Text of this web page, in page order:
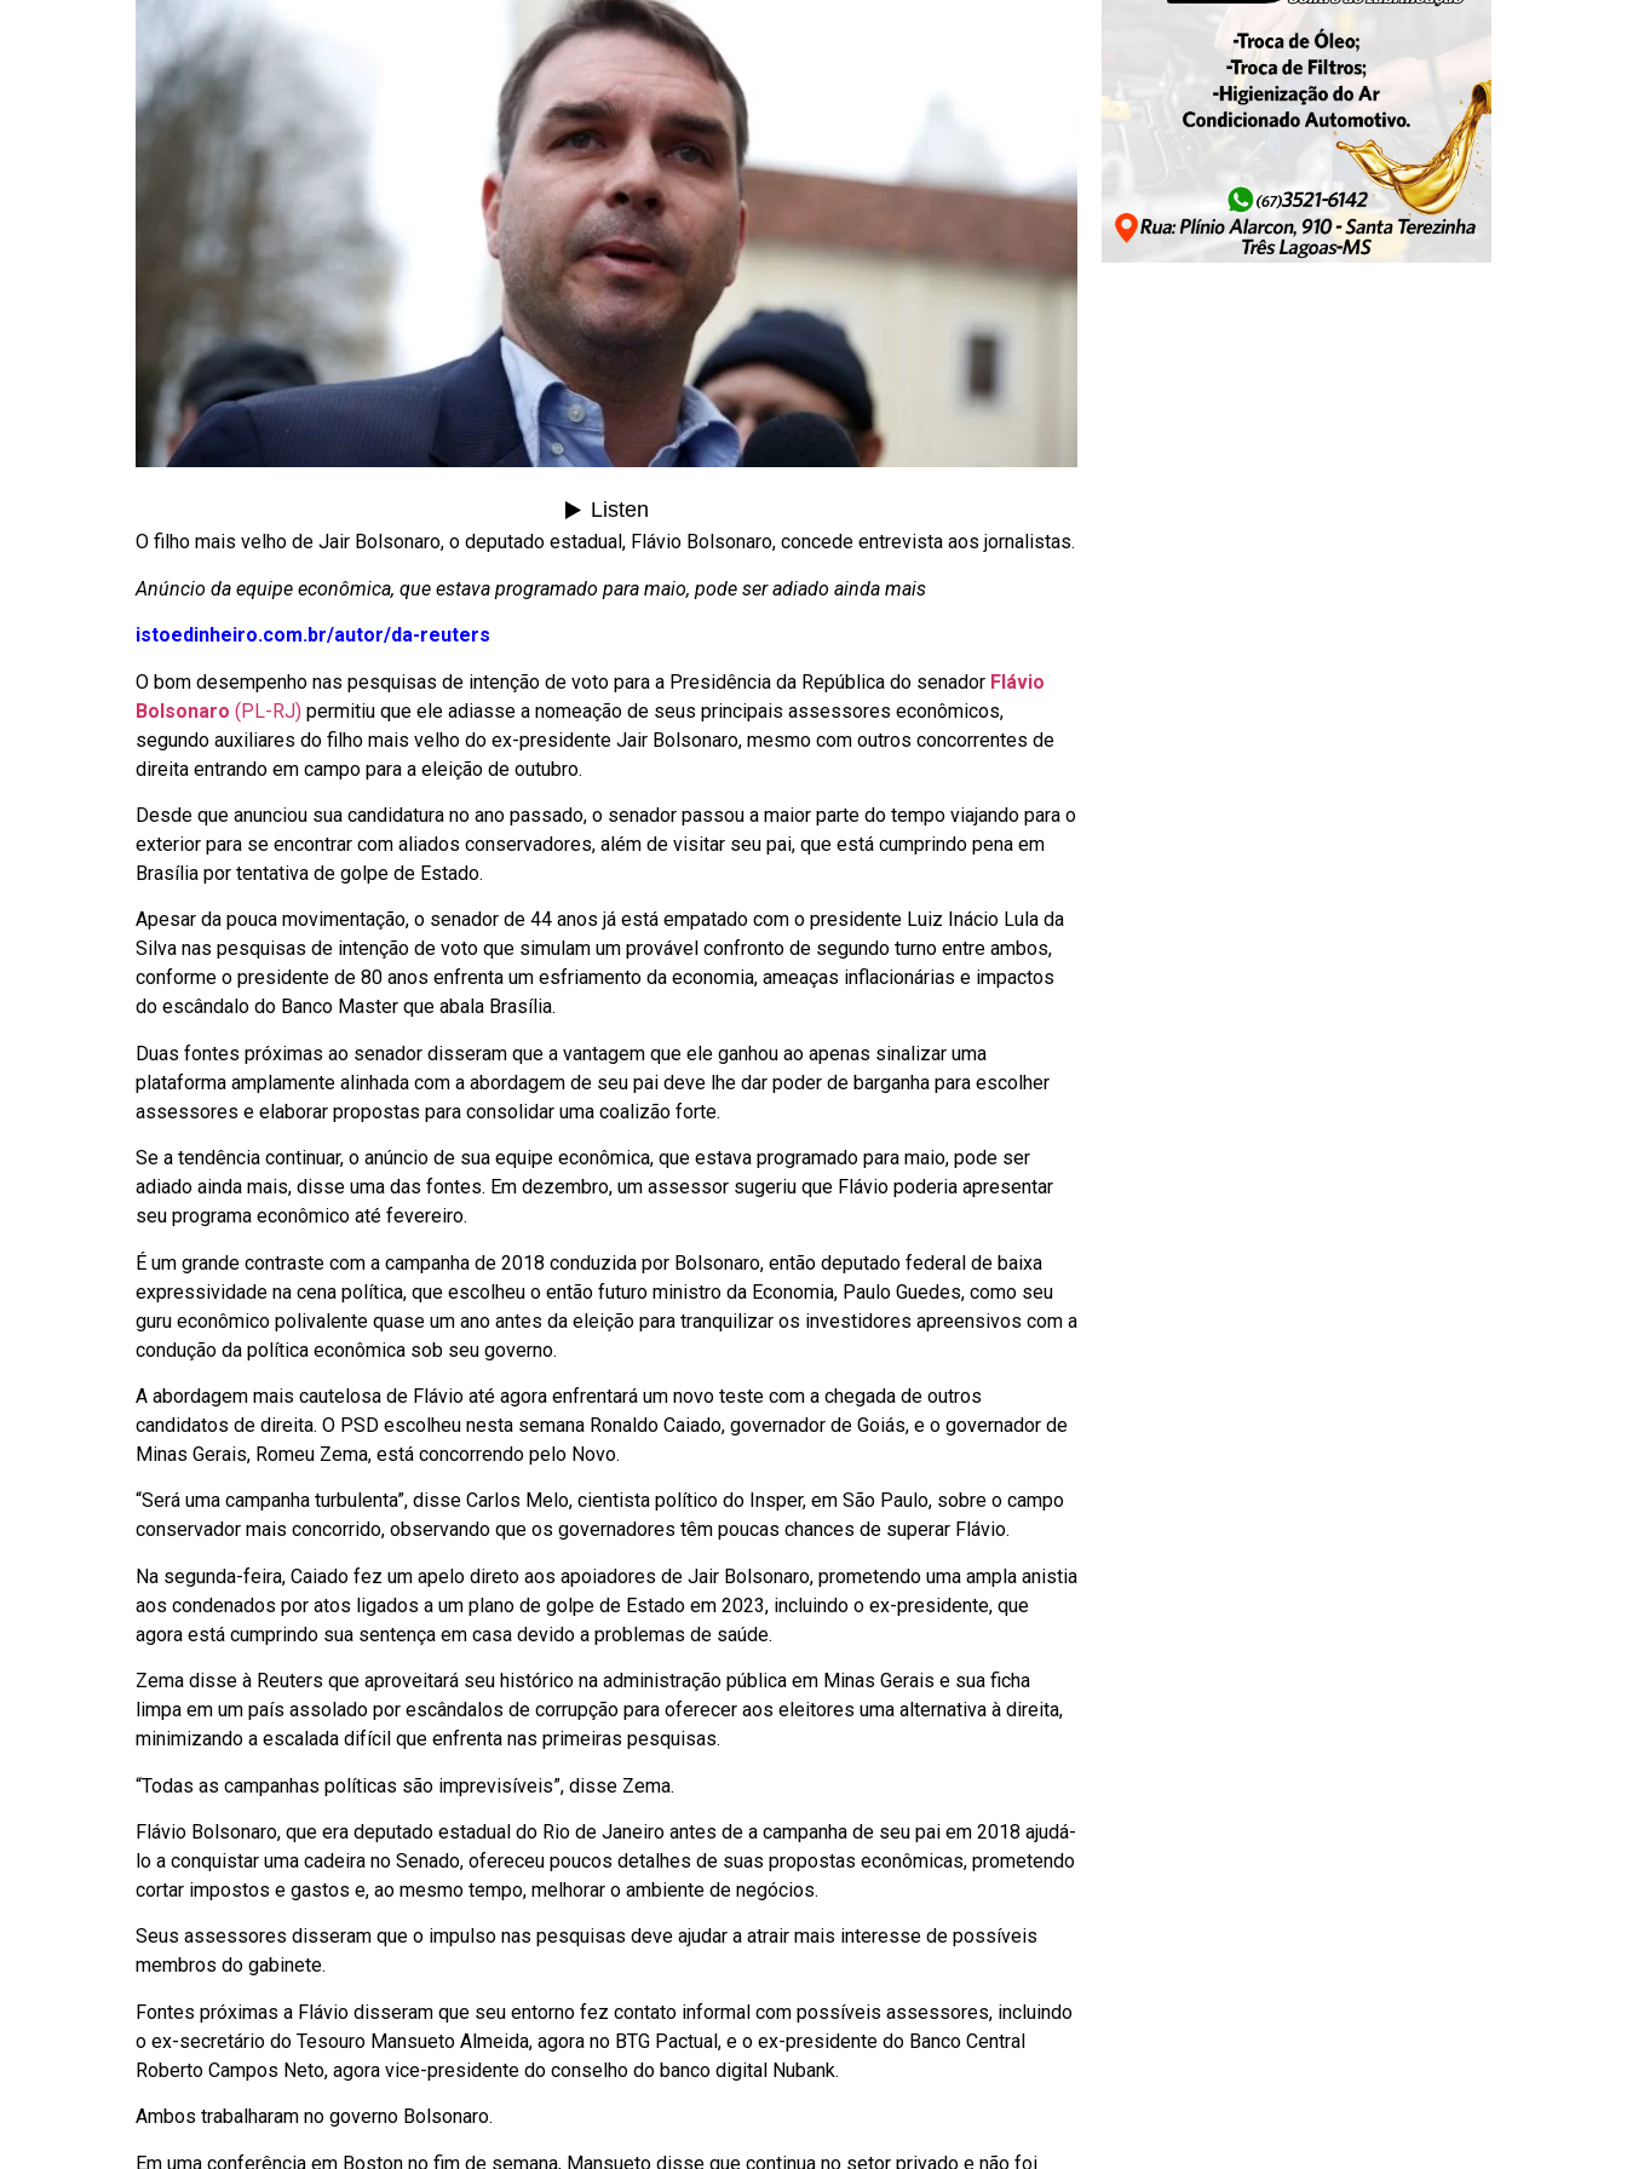
O filho mais velho de Jair Bolsonaro, o deputado estadual, Flávio Bolsonaro, concede entrevista aos jornalistas.
Anúncio da equipe econômica, que estava programado para maio, pode ser adiado ainda mais
istoedinheiro.com.br/autor/da-reuters
O bom desempenho nas pesquisas de intenção de voto para a Presidência da República do senador Flávio
Bolsonaro (PL-RJ) permitiu que ele adiasse a nomeação de seus principais assessores econômicos,
segundo auxiliares do filho mais velho do ex-presidente Jair Bolsonaro, mesmo com outros concorrentes de
direita entrando em campo para a eleição de outubro.
Desde que anunciou sua candidatura no ano passado, o senador passou a maior parte do tempo viajando para o
exterior para se encontrar com aliados conservadores, além de visitar seu pai, que está cumprindo pena em
Brasília por tentativa de golpe de Estado.
Apesar da pouca movimentação, o senador de 44 anos já está empatado com o presidente Luiz Inácio Lula da
Silva nas pesquisas de intenção de voto que simulam um provável confronto de segundo turno entre ambos,
conforme o presidente de 80 anos enfrenta um esfriamento da economia, ameaças inflacionárias e impactos
do escândalo do Banco Master que abala Brasília.
Duas fontes próximas ao senador disseram que a vantagem que ele ganhou ao apenas sinalizar uma
plataforma amplamente alinhada com a abordagem de seu pai deve lhe dar poder de barganha para escolher
assessores e elaborar propostas para consolidar uma coalizão forte.
Se a tendência continuar, o anúncio de sua equipe econômica, que estava programado para maio, pode ser
adiado ainda mais, disse uma das fontes. Em dezembro, um assessor sugeriu que Flávio poderia apresentar
seu programa econômico até fevereiro.
É um grande contraste com a campanha de 2018 conduzida por Bolsonaro, então deputado federal de baixa
expressividade na cena política, que escolheu o então futuro ministro da Economia, Paulo Guedes, como seu
guru econômico polivalente quase um ano antes da eleição para tranquilizar os investidores apreensivos com a
condução da política econômica sob seu governo.
A abordagem mais cautelosa de Flávio até agora enfrentará um novo teste com a chegada de outros
candidatos de direita. O PSD escolheu nesta semana Ronaldo Caiado, governador de Goiás, e o governador de
Minas Gerais, Romeu Zema, está concorrendo pelo Novo.
“Será uma campanha turbulenta”, disse Carlos Melo, cientista político do Insper, em São Paulo, sobre o campo
conservador mais concorrido, observando que os governadores têm poucas chances de superar Flávio.
Na segunda-feira, Caiado fez um apelo direto aos apoiadores de Jair Bolsonaro, prometendo uma ampla anistia
aos condenados por atos ligados a um plano de golpe de Estado em 2023, incluindo o ex-presidente, que
agora está cumprindo sua sentença em casa devido a problemas de saúde.
Zema disse à Reuters que aproveitará seu histórico na administração pública em Minas Gerais e sua ficha
limpa em um país assolado por escândalos de corrupção para oferecer aos eleitores uma alternativa à direita,
minimizando a escalada difícil que enfrenta nas primeiras pesquisas.
“Todas as campanhas políticas são imprevisíveis”, disse Zema.
Flávio Bolsonaro, que era deputado estadual do Rio de Janeiro antes de a campanha de seu pai em 2018 ajudá-
lo a conquistar uma cadeira no Senado, ofereceu poucos detalhes de suas propostas econômicas, prometendo
cortar impostos e gastos e, ao mesmo tempo, melhorar o ambiente de negócios.
Seus assessores disseram que o impulso nas pesquisas deve ajudar a atrair mais interesse de possíveis
membros do gabinete.
Fontes próximas a Flávio disseram que seu entorno fez contato informal com possíveis assessores, incluindo
o ex-secretário do Tesouro Mansueto Almeida, agora no BTG Pactual, e o ex-presidente do Banco Central
Roberto Campos Neto, agora vice-presidente do conselho do banco digital Nubank.
Ambos trabalharam no governo Bolsonaro.
Em uma conferência em Boston no fim de semana, Mansueto disse que continua no setor privado e não foi